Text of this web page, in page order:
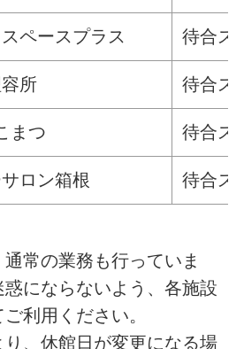
ペースプラス 待合ス
所 待合ス
まつ 待合ス
ロン箱根 待合ス
常の業務も行っていま
にならないよう、各施設
利用ください。
、休館日が変更になる場